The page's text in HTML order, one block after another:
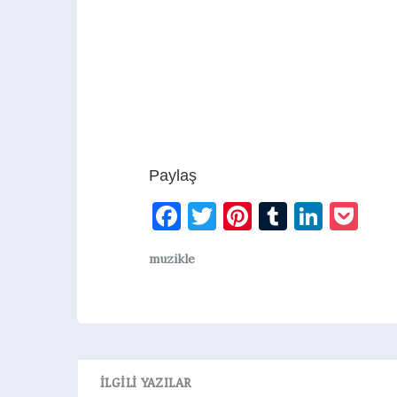
Paylaş
Facebook
TwitterPinterest
Tumblr
muzikle
İLGILI YAZILAR